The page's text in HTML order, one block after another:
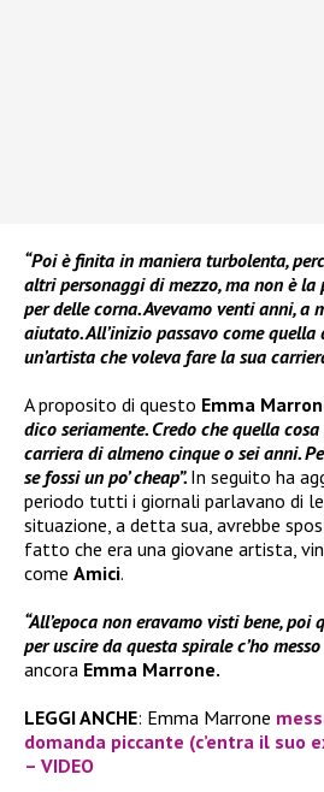
“Poi è finita in maniera turbolenta,
altri personaggi di mezzo, ma non è
per delle corna. Avevamo venti anni, a
aiutato. All’inizio passavo come quella
un’artista che voleva fare la sua
A proposito di questo Emma
dico seriamente. Credo che quella
carriera di almeno cinque o sei anni.
se fossi un po’ cheap”. In seguito ha
periodo tutti i giornali parlavano di
situazione, a detta sua, avrebbe
fatto che era una giovane artista,
come Amici.
“All’epoca non eravamo visti bene, poi
per uscire da questa spirale c’ho
ancora Emma Marrone.
LEGGI ANCHE: Emma Marrone
domanda piccante (c’entra il suo
– VIDEO